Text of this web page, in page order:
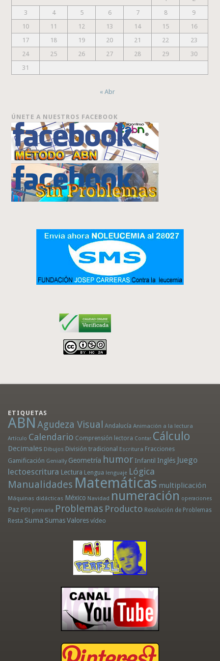
3
4 5 6 7 8
9
10
11 12 13 14 15
16
17
18 19 20 21 22
23
24
25 26 27 28 29
30
31
« Abr
ÚNETE A NUESTROS FACEBOOK
ETIQUETAS
ABN Agudeza Visual Andalucía Animación a la lectura
Artículo Calendario Comprensión lectora Contar Cálculo
Decimales Dibujos División tradicional Escritura Fracciones
Gamificación Genially Geometría humor Infantil Inglés Juego
lectoescritura Lectura Lengua lenguaje Lógica
Manualidades Matemáticas multiplicación
Máquinas didácticas México Navidad numeración operaciones
Paz PDI primaria Problemas Producto Resolución de Problemas
Resta Suma Sumas Valores vídeo